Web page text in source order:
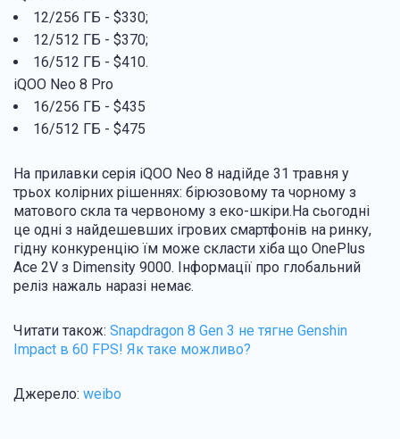
12/256 ГБ - $330;
12/512 ГБ - $370;
16/512 ГБ - $410.
iQOO Neo 8 Pro
16/256 ГБ - $435
16/512 ГБ - $475
На прилавки серія iQOO Neo 8 надійде 31 травня у
трьох колірних рішеннях: бірюзовому та чорному з
матового скла та червоному з еко-шкіри.На сьогодні
це одні з найдешевших ігрових смартфонів на ринку,
гідну конкуренцію їм може скласти хіба що OnePlus
Ace 2V з Dimensity 9000. Інформації про глобальний
реліз нажаль наразі немає.
Читати також: Snapdragon 8 Gen 3 не тягне Genshin
Impact в 60 FPS! Як таке можливо?
Джерело: weibo